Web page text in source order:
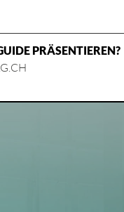
PRÄSENTIEREN?